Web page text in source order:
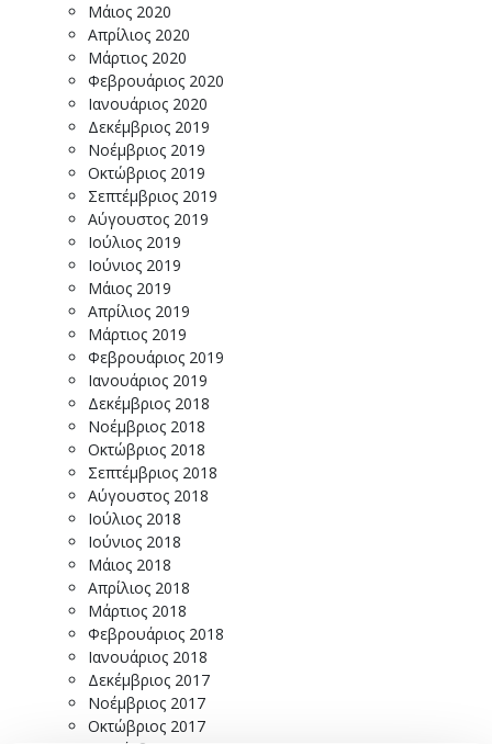
Μάιος 2020
Απρίλιος 2020
Μάρτιος 2020
Φεβρουάριος 2020
Ιανουάριος 2020
Δεκέμβριος 2019
Νοέμβριος 2019
Οκτώβριος 2019
Σεπτέμβριος 2019
Αύγουστος 2019
Ιούλιος 2019
Ιούνιος 2019
Μάιος 2019
Απρίλιος 2019
Μάρτιος 2019
Φεβρουάριος 2019
Ιανουάριος 2019
Δεκέμβριος 2018
Νοέμβριος 2018
Οκτώβριος 2018
Σεπτέμβριος 2018
Αύγουστος 2018
Ιούλιος 2018
Ιούνιος 2018
Μάιος 2018
Απρίλιος 2018
Μάρτιος 2018
Φεβρουάριος 2018
Ιανουάριος 2018
Δεκέμβριος 2017
Νοέμβριος 2017
Οκτώβριος 2017